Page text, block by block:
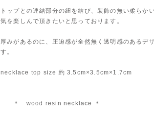
トップとの連結部分の紐を結び、装飾の無い柔らか
気を楽しんで頂きたいと思っております。
厚みがあるのに、圧迫感が全然無く透明感のあるデ
す。
necklace top size 約 3.5cm×3.5cm×1.7cm
＊ wood resin necklace ＊